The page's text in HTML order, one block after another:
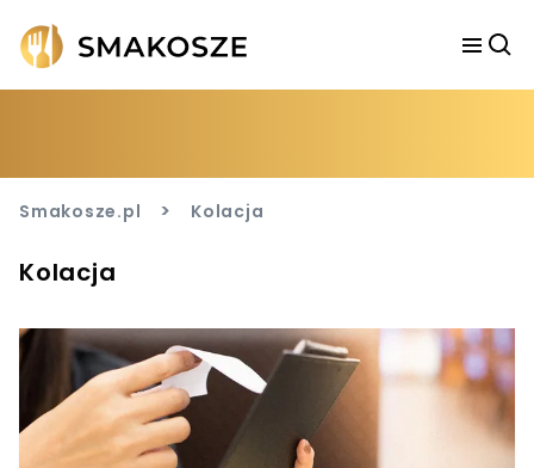
Smakosze.pl > Kolacja
Kolacja